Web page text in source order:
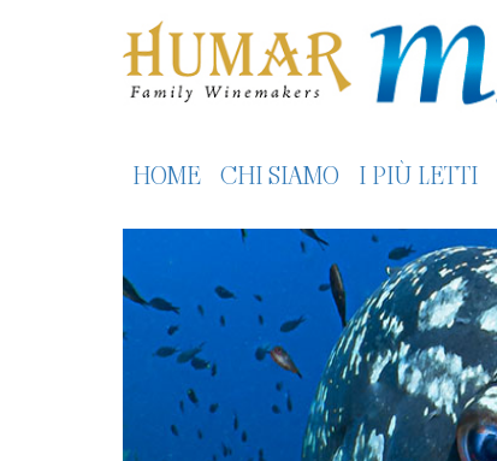
HOME CHI SIAMO I PIÙ LETTI